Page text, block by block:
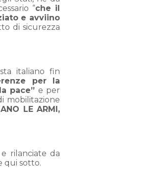
“che il
e avviino
di sicurezza
italiano fin
per la
pace” e per
mobilitazione
LE ARMI,
rilanciate da
qui sotto.